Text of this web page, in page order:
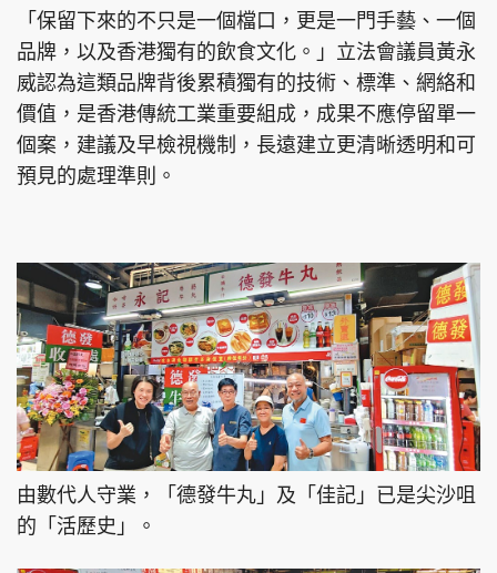
「保留下來的不只是一個檔口，更是一門手藝、一個
品牌，以及香港獨有的飲食文化。」立法會議員黃永
威認為這類品牌背後累積獨有的技術、標準、網絡和
價值，是香港傳統工業重要組成，成果不應停留單一
個案，建議及早檢視機制，長遠建立更清晰透明和可
預見的處理準則。
由數代人守業，「德發牛丸」及「佳記」已是尖沙咀
的「活歷史」。